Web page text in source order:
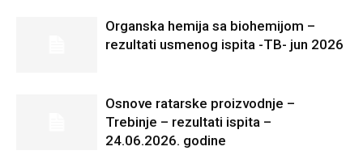
Organska hemija sa biohemijom –
rezultati usmenog ispita -TB- jun 2026
Osnove ratarske proizvodnje –
Trebinje – rezultati ispita –
24.06.2026. godine